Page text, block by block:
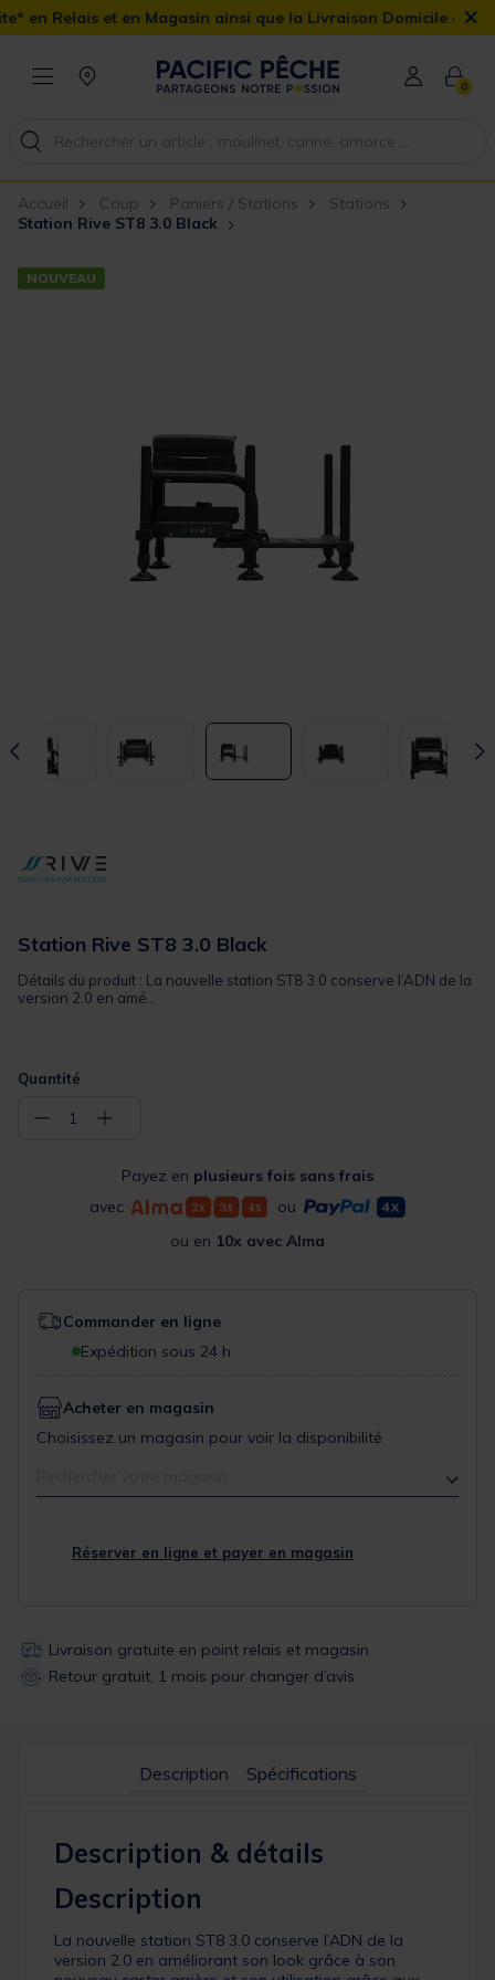
en Magasin ainsi que la Livraison Domicile offerte dès 90€ ×
0
Accueil Coup Paniers / Stations
Stations
Station Rive ST8 3.0 Black
NOUVEAU
Station Rive ST8 3.0 Black
Détails du produit : La nouvelle station ST8 3.0 conserve l’ADN de la
version 2.0 en amé...
Quantité
− 1 +
Payez en plusieurs fois sans frais
avec
ou
ou en 10x avec Alma
Commander en ligne
Expédition sous 24 h
Acheter en magasin
Choisissez un magasin pour voir la disponibilité
Réserver en ligne et payer en magasin
Livraison gratuite en point relais et magasin
Retour gratuit, 1 mois pour changer d’avis
Description Spécifications
Description & détails
Description
La nouvelle station ST8 3.0 conserve l’ADN de la
version 2.0 en améliorant son look grâce à son